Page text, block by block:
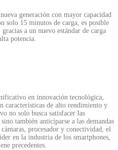
generación con mayor capacidad
solo 15 minutos de carga, es posible
a un nuevo estándar de carga
potencia.
en innovación tecnológica,
características de alto rendimiento y
no solo busca satisfacer las
también anticiparse a las demandas
procesador y conectividad, el
en la industria de los smartphones,
precedentes.